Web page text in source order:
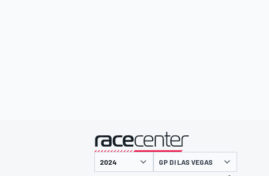
presentato da
GP DI LAS VEGAS